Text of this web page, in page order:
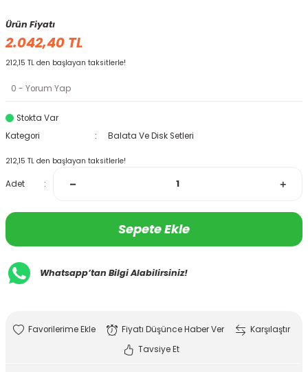
Ürün Fiyatı
2.042,40 TL
212,15 TL den başlayan taksitlerle!
0 - Yorum Yap
Stokta Var
Kategori
Balata Ve Disk Setleri
212,15 TL den başlayan taksitlerle!
Adet
Sepete Ekle
Whatsapp’tan Bilgi Alabilirsiniz!
Fiyatı Düşünce Haber Ver
Karşılaştır
Tavsiye Et